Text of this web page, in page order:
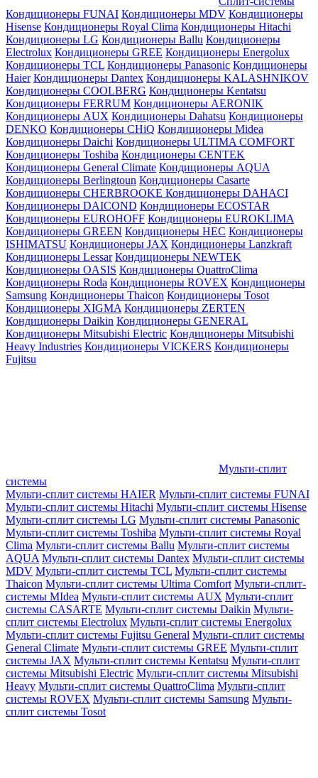
Кондиционеры FUNAI Кондиционеры MDV Кондиционеры
Hisense Кондиционеры Royal Clima Кондиционеры Hitachi
Кондиционеры LG Кондиционеры Ballu Кондиционеры
Electrolux Кондиционеры GREE Кондиционеры Energolux
Кондиционеры TCL Кондиционеры Panasonic Кондиционеры
Haier Кондиционеры Dantex Кондиционеры KALASHNIKOV
Кондиционеры СOOLBERG Кондиционеры Kentatsu
Кондиционеры FERRUM Кондиционеры AERONIK
Кондиционеры AUX Кондиционеры Dahatsu Кондиционеры
DENKO Кондиционеры CHiQ Кондиционеры Midea
Кондиционеры Daichi Кондиционеры ULTIMA COMFORT
Кондиционеры Toshiba Кондиционеры CENTEK
Кондиционеры General Climate Кондиционеры AQUA
Кондиционеры Berlingtoun Кондиционеры Casarte
Кондиционеры CHERBROOKE Кондиционеры DAHACI
Кондиционеры DAICOND Кондиционеры ECOSTAR
Кондиционеры EUROHOFF Кондиционеры EUROKLIMA
Кондиционеры GREEN Кондиционеры HEC Кондиционеры
ISHIMATSU Кондиционеры JAX Кондиционеры Lanzkraft
Кондиционеры Lessar Кондиционеры NEWTEK
Кондиционеры OASIS Кондиционеры QuattroClima
Кондиционеры Roda Кондиционеры ROVEX Кондиционеры
Samsung Кондиционеры Thaicon Кондиционеры Tosot
Кондиционеры XIGMA Кондиционеры ZERTEN
Кондиционеры Daikin Кондиционеры GENERAL
Кондиционеры Mitsubishi Electric Кондиционеры Mitsubishi
Heavy Industries Кондиционеры VICKERS Кондиционеры
Fujitsu
Мульти-сплит
системы
Мульти-сплит системы HAIER Мульти-сплит системы FUNAI
Мульти-сплит системы Hitachi Мульти-сплит системы Hisense
Мульти-сплит системы LG Мульти-сплит системы Panasonic
Мульти-сплит системы Toshiba Мульти-сплит системы Royal
Clima Мульти-сплит системы Ballu Мульти-сплит системы
AQUA Мульти-сплит системы Dantex Мульти-сплит системы
MDV Мульти-сплит системы TCL Мульти-сплит системы
Thaicon Мульти-сплит системы Ultima Comfort Мульти-сплит-
системы MIdea Мульти-сплит системы AUX Мульти-сплит
системы CASARTE Мульти-сплит системы Daikin Мульти-
сплит системы Electrolux Мульти-сплит системы Energolux
Мульти-сплит системы Fujitsu General Мульти-сплит системы
General Climate Мульти-сплит системы GREE Мульти-сплит
системы JAX Мульти-сплит системы Kentatsu Мульти-сплит
системы Mitsubishi Electric Мульти-сплит системы Mitsubishi
Heavy Мульти-сплит системы QuattroClima Мульти-сплит
системы ROVEX Мульти-сплит системы Samsung Мульти-
сплит системы Tosot